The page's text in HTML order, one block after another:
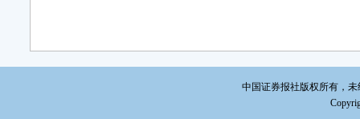
中国证券报社版权所有，未